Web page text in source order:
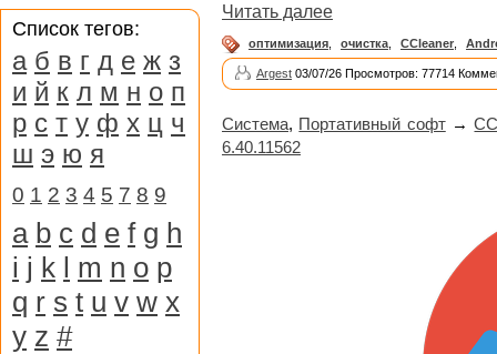
Читать далее
оптимизация очистка CCleaner
Argest 03/07/26 Просмотров: 77714
Система, Портативный софт→
6.40.11562
Список тегов:
а б в г д е ж з
и й к л м н о п
р с т у ф х ц ч
ш э ю я
0 1 2 3 4 5 7 8 9
a b c d e f g h
i j k l m n o p
q r s t u v w x
y z #